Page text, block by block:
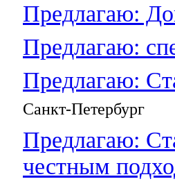
Предлагаю:
Предлагаю:
Предлагаю:
Санкт-Петербург
Предлагаю:
честным